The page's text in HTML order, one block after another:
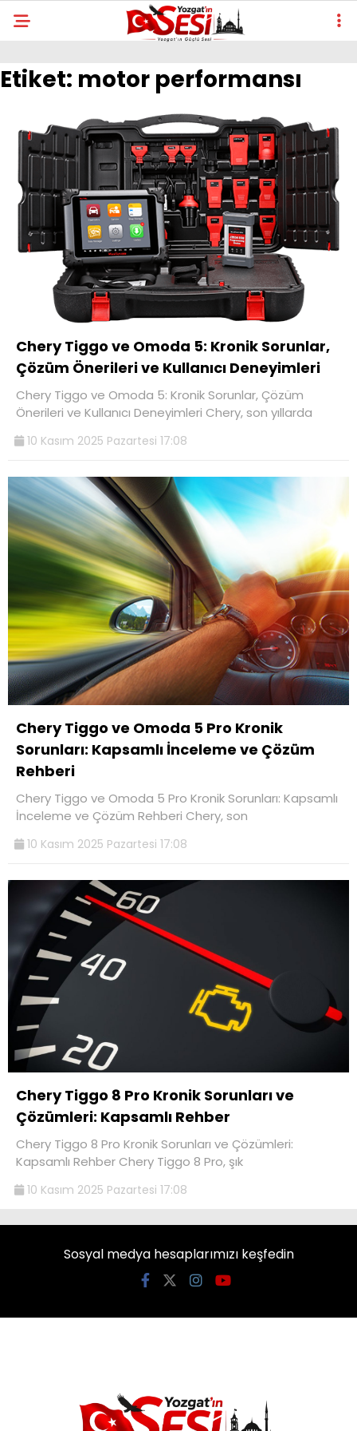
Etiket: motor performansı
Chery Tiggo ve Omoda 5: Kronik Sorunlar,
Çözüm Önerileri ve Kullanıcı Deneyimleri
Chery Tiggo ve Omoda 5: Kronik Sorunlar, Çözüm
Önerileri ve Kullanıcı Deneyimleri Chery, son yıllarda
10 Kasım 2025 Pazartesi 17:08
Chery Tiggo ve Omoda 5 Pro Kronik
Sorunları: Kapsamlı İnceleme ve Çözüm
Rehberi
Chery Tiggo ve Omoda 5 Pro Kronik Sorunları: Kapsamlı
İnceleme ve Çözüm Rehberi Chery, son
10 Kasım 2025 Pazartesi 17:08
Chery Tiggo 8 Pro Kronik Sorunları ve
Çözümleri: Kapsamlı Rehber
Chery Tiggo 8 Pro Kronik Sorunları ve Çözümleri:
Kapsamlı Rehber Chery Tiggo 8 Pro, şık
10 Kasım 2025 Pazartesi 17:08
Sosyal medya hesaplarımızı keşfedin